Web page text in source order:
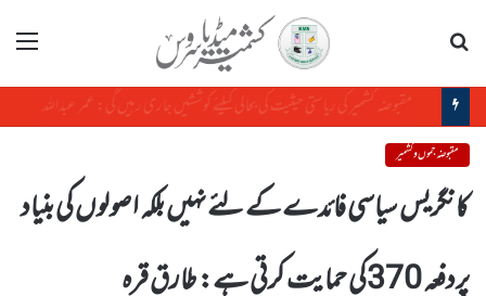
مینو
مسئلہ کشمیر اقوام متحدہ کی قراردادوں کے مطابق حل طلب بین الاقوامی تنازع ہے، حافظ حفیظ الرحمن
مقبوضہ جموں و کشمیر
کانگریس سیاسی فائدے کے لئے نہیں بلکہ اصولوں کی بنیاد
پردفعہ 370کی حمایت کرتی ہے: طارق قرہ